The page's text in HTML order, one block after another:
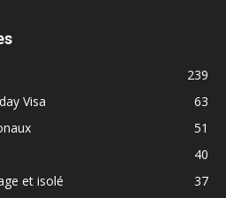
239
Visa
63
51
40
et isolé
37